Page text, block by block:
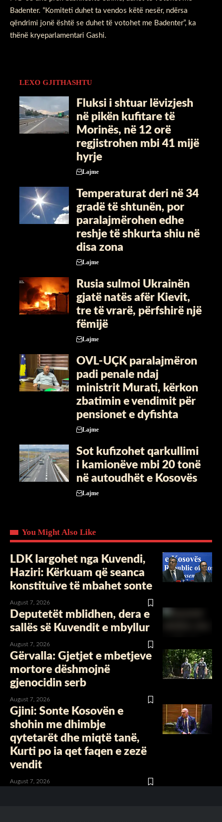
Badenter. “Komiteti duhet ta vendos këtë nesër, ndërsa
qëndrimi jonë është se duhet të votohet me Badenter”, ka
thënë kryeparlamentari Gashi.
LEXO GJITHASHTU
Fluksi i shtuar lëvizjesh
në pikën kufitare të
Morinës, në 12 orë
regjistrohen mbi 41 mijë
hyrje
Lajme
Temperaturat deri në 34
gradë të shtunën, por
paralajmërohen edhe
reshje të shkurta shiu në
disa zona
Lajme
Rusia sulmoi Ukrainën
gjatë natës afër Kievit,
tre të vrarë, përfshirë një
fëmijë
Lajme
OVL-UÇK paralajmëron
padi penale ndaj
ministrit Murati, kërkon
zbatimin e vendimit për
pensionet e dyfishta
Lajme
Sot kufizohet qarkullimi
i kamionëve mbi 20 tonë
në autoudhët e Kosovës
Lajme
You Might Also Like
LDK largohet nga Kuvendi,
Haziri: Kërkuam që seanca
konstituive të mbahet sonte
August 7, 2026
Deputetët mblidhen, dera e
sallës së Kuvendit e mbyllur
August 7, 2026
Gërvalla: Gjetjet e mbetjeve
mortore dëshmojnë
gjenocidin serb
August 7, 2026
Gjini: Sonte Kosovën e
shohin me dhimbje
qytetarët dhe miqtë tanë,
Kurti po ia qet faqen e zezë
vendit
August 7, 2026